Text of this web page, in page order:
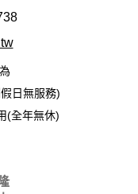
日無服務)
(全年無休)